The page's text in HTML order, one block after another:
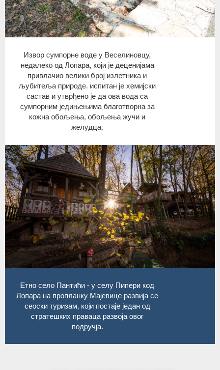
Извор сумпорне воде у Веселиновцу,
недалеко од Лопара, који је деценијама
привлачио велики број излетника и
љубитеља природе. испитан је хемијски
састав и утврђено је да ова вода са
сумпорним једињењима благотворна за
кожна обољења, обољења жучи и
желудца.
Етно село Пантићи - у селу Пипери код
Лопара на пропланку Мајевице развија се
сеоски туризам, који постаје један од
стратешких праваца развоја овог
подручја.